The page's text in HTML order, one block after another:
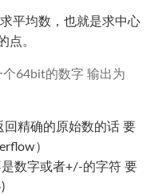
平均数，也就是求中心
点。
64bit的数字 输出为
精确的原始数的话 要
）
数字或者+/-的字符 要